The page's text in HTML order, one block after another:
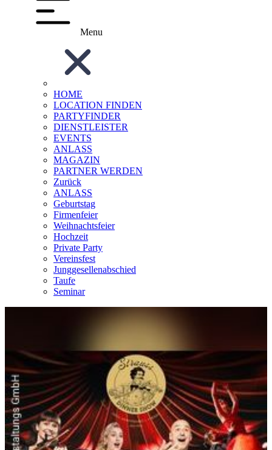
Menu
HOME
LOCATION FINDEN
PARTYFINDER
DIENSTLEISTER
EVENTS
ANLASS
MAGAZIN
PARTNER WERDEN
Zurück
ANLASS
Geburtstag
Firmenfeier
Weihnachtsfeier
Hochzeit
Private Party
Vereinsfest
Junggesellenabschied
Taufe
Seminar